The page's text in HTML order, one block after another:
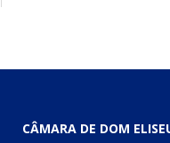
CÂMARA DE DOM